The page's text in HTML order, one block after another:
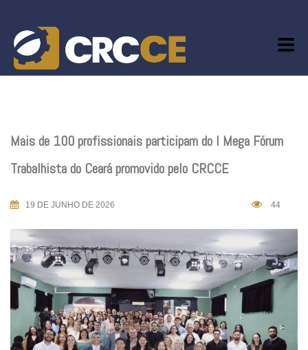
content
Mais de 100 profissionais participam do I Mega Fórum
Trabalhista do Ceará promovido pelo CRCCE
19 DE JUNHO DE 2026 44